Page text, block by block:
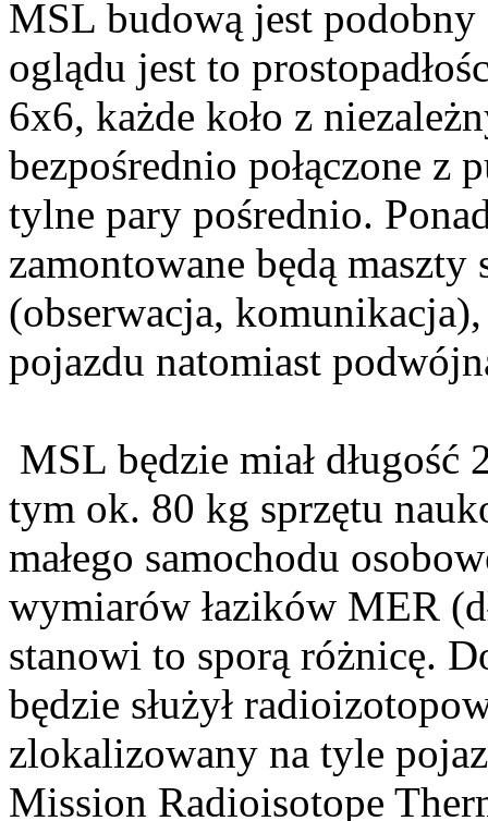
MSL budową jest
oglądu jest to
6x6, każde koło z
bezpośrednio połączone z
tylne pary pośrednio.
zamontowane będą maszty
(obserwacja,
pojazdu natomiast
MSL będzie miał długość
tym ok. 80 kg sprzętu
małego samochodu
wymiarów łazików MER
stanowi to sporą różnicę.
będzie służył
zlokalizowany na tyle
Mission Radioisotope